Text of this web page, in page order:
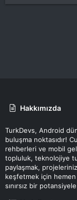
Hakkımızda
TurkDevs, Android
buluşma noktasıdır!
rehberleri ve mobil
topluluk, teknolojiye
paylaşmak,
keşfetmek için hemen
sınırsız bir